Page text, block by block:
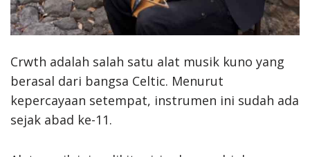
Crwth adalah salah satu alat musik kuno yang
berasal dari bangsa Celtic. Menurut
kepercayaan setempat, instrumen ini sudah ada
sejak abad ke-11.